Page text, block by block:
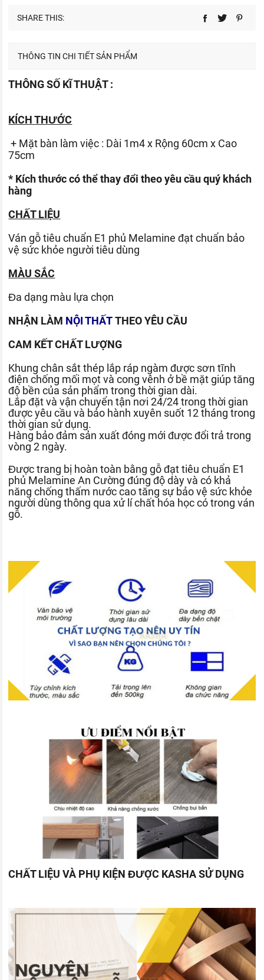
SHARE THIS:
THÔNG TIN CHI TIẾT SẢN PHẨM
THÔNG SỐ KĨ THUẬT :
KÍCH THƯỚC
+ Mặt bàn làm việc : Dài 1m4 x Rộng 60cm x Cao
75cm
* Kích thước có thể thay đổi theo yêu cầu quý khách
hàng
CHẤT LIỆU
Ván gỗ tiêu chuẩn E1 phủ Melamine đạt chuẩn bảo
vệ sức khỏe người tiêu dùng
MÀU SẮC
Đa dạng màu lựa chọn
NHẬN LÀM NỘI THẤTTHEO YÊU CẦU
CAM KẾT CHẤT LƯỢNG
Khung chân sắt thép lắp ráp ngàm được sơn tĩnh
điện chống mối mọt và cong vênh ở bề mặt giúp tăng
độ bền của sản phẩm trong thời gian dài.
Lắp đặt và vận chuyển tận nơi 24/24 trong thời gian
được yêu cầu và bảo hành xuyên suốt 12 tháng trong
thời gian sử dụng.
Hàng bảo đảm sản xuất đóng mới được đổi trả trong
vòng 2 ngày.
Được trang bị hoàn toàn bằng gỗ đạt tiêu chuẩn E1
phủ Melamine An Cường đúng độ dày và có khả
năng chống thấm nước cao tăng sự bảo vệ sức khỏe
người dùng thông qua xử lí chất hóa học có trong ván
gỗ.
CHẤT LIỆU VÀ PHỤ KIỆN ĐƯỢC KASHA SỬ DỤNG